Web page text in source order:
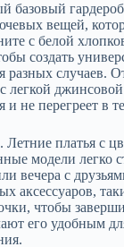
базовый
вещей,
с белой
создать
разных случаев.
легкой
и не перегреет в
Летние платья с
модели легко
вечера с
аксессуаров,
чтобы
его удобным